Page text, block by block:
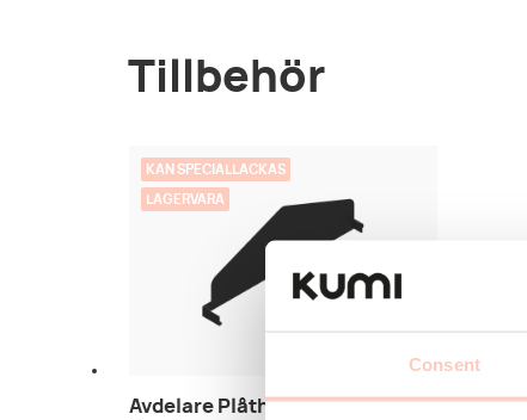
Consent
Tillbehör
KAN SPECIALLACKAS
LAGERVARA
Avdelare Plåthylla 400 mm